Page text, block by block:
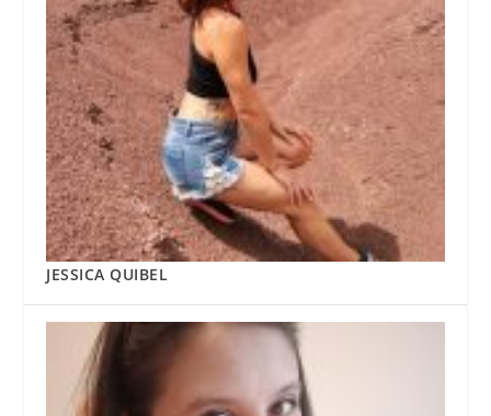
JESSICA QUIBEL